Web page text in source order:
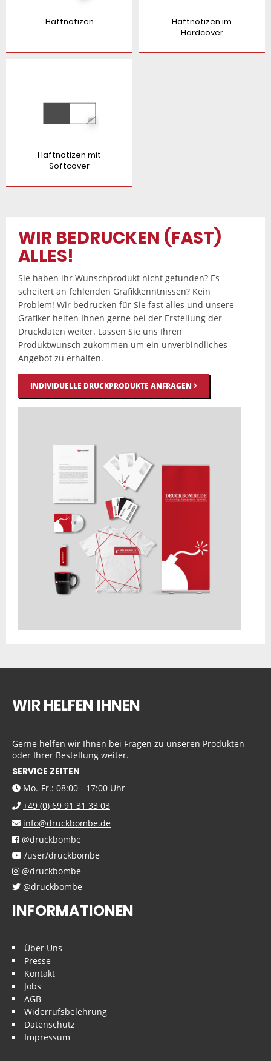
Haftnotizen
Haftnotizen im
Hardcover
Haftnotizen mit
Softcover
WIR BEDRUCKEN (FAST)
ALLES!
Sie haben ihr Wunschprodukt nicht gefunden? Es
scheitert an fehlenden Grafikkenntnissen? Kein
Problem! Wir bedrucken für Sie fast alles und unsere
Grafiker helfen Ihnen gerne bei der Erstellung der
Druckdaten weiter. Lassen Sie uns Ihren
Produktwunsch zukommen um ein unverbindliches
Angebot zu erhalten.
INDIVIDUELLE DRUCKPRODUKTE ANFRAGEN
WIR HELFEN IHNEN
Gerne helfen wir Ihnen bei Fragen zu unseren Produkten
oder Ihrer Bestellung weiter.
SERVICE ZEITEN
Mo.-Fr.: 08:00 - 17:00 Uhr
+49 (0) 69 91 31 33 03
info@druckbombe.de
@druckbombe
/user/druckbombe
@druckbombe
@druckbombe
INFORMATIONEN
Über Uns
Presse
Kontakt
Jobs
AGB
Widerrufsbelehrung
Datenschutz
Impressum